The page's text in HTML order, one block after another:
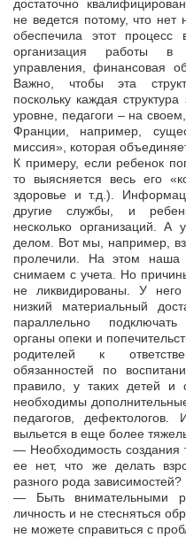
достаточно
не ведется потому, что
обеспечила этот
организация работы в
управления, финансовая
Важно, чтобы эта
поскольку каждая
уровне, педагоги – на
Франции, например,
миссия», которая
К примеру, если ребенок
то выясняется весь его
здоровье и т.д.).
другие службы, и
несколько организаций.
делом. Вот мы, например,
пролечили. На этом наша
снимаем с учета. Но
не ликвидированы. У
низкий материальный
параллельно
органы опеки и
родителей к
обязанностей по
правило, у таких детей и
необходимы
педагогов,
выльется в еще более
— Необходимость создания
ее нет, что же делать
разного рода зависимостей?
— Быть внимательными
личность и не стесняться
не можете справиться с